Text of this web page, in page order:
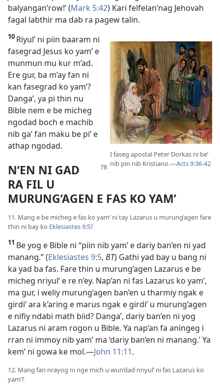
balyangan’row!’ (Mark 5:42) Kari felfelan’nag Jehovah
fagal labthir ma dab ra pagew talin.
I faseg apostal Peter Dorkas ni be’
nib pin nib Kristiano.​—Acts 9:36-42
10 Riyul’ ni piin baaram ni
fasegrad Jesus ko yam’ e
munmun mu kur m’ad.
Ere gur, ba m’ay fan ni
kan fasegrad ko yam’?
Danga’, ya pi thin nu
Bible nem e be micheg
ngodad boch e machib
nib ga’ fan maku be pi’ e
athap ngodad.
N’EN NI GAD
RA FIL U
MURUNG’AGEN E FAS KO YAM’
11. Mang e be micheg e fas ko yam’ ni tay Lazarus u murung’agen fare
thin ni bay ko Eklesiastes 9:5?
11 Be yog e Bible ni “piin nib yam’ e dariy ban’en ni yad
manang.” (Eklesiastes 9:5, BT) Gathi yad bay u bang ni
ka yad ba fas. Fare thin u murung’agen Lazarus e be
micheg nriyul’ e re n’ey. Nap’an ni fas Lazarus ko yam’,
ma gur, i weliy murung’agen ban’en u tharmiy ngak e
girdi’ ara k’aring e marus ngak e girdi’ u murung’agen
e nifiy ndabi math biid? Danga’, dariy ban’en ni yog
Lazarus ni aram rogon u Bible. Ya nap’an fa aningeg i
rran ni immoy nib yam’ ma ‘dariy ban’en ni manang.’ Ya
kem’ ni gowa ke mol.​—John 11:11.
12. Mang fan nrayog ni nge mich u wun’dad nriyul’ ni fas Lazarus ko
yam’?